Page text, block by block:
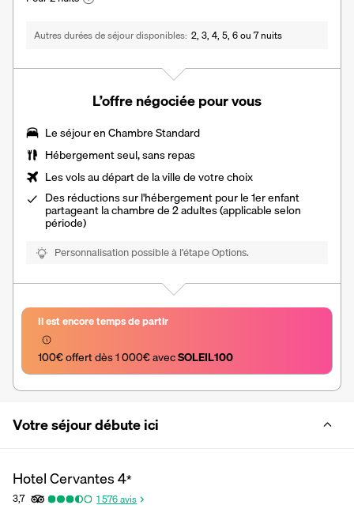
Autres durées de séjour disponibles 2, 3, 4, 5, 6 ou 7 nuits
L’offre négociée pour vous
Le séjour enChambre Standard
Hébergement seul, sans repas
Les vols au départ de la ville de votre choix
Des réductions sur l'hébergement pour le 1er enfant
partageant la chambre de 2 adultes (applicable selon
période)
Personnalisation possible à l’étape Options.
Il est encore temps de partir
100€ offert dès 1 000€ avec SOLEIL100
Votre séjour débute ici
Hotel Cervantes4*
3,7 1 576avis